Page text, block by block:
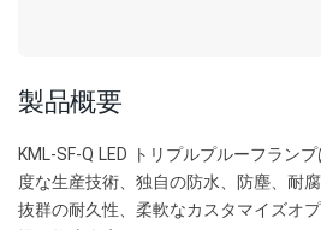
製品概要
KML-SF-Q LED トリプルプルーフラン
度な生産技術、独自の防水、防塵、耐
抜群の耐久性、柔軟なカスタマイズオ